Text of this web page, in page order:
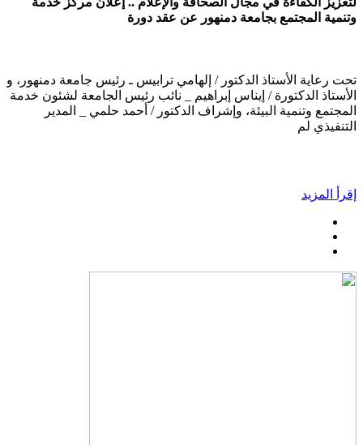
وتنمية المجتمع بجامعة دمنهور عن عقد دورة
تحت رعاية الأستاذ الدكتور / إلهامي ترابيس ـ رئيس جامعة دمنهور، و
الأستاذ الدكتورة / إيناس إبراهيم _ نائب رئيس الجامعة لشئون خدمة
المجتمع وتنمية البيئة، وإشراف الدكتور / أحمد حلمي _ المدير
التنفيذي لم
إقرأ المزيد